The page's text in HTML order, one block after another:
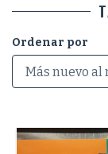
Ordenar por